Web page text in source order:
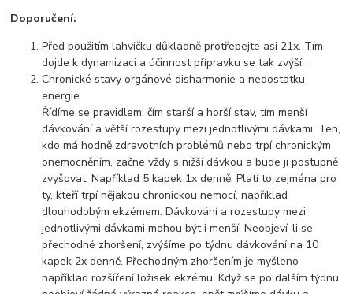
Doporučení:
Před použitím lahvičku důkladně protřepejte asi 21x. Tím
dojde k dynamizaci a účinnost přípravku se tak zvýší.
Chronické stavy orgánové disharmonie a nedostatku
energie
Řídíme se pravidlem, čím starší a horší stav, tím menší
dávkování a větší rozestupy mezi jednotlivými dávkami. Ten,
kdo má hodně zdravotních problémů nebo trpí chronickým
onemocněním, začne vždy s nižší dávkou a bude ji postupně
zvyšovat. Například 5 kapek 1x denně. Platí to zejména pro
ty, kteří trpí nějakou chronickou nemocí, například
dlouhodobým ekzémem. Dávkování a rozestupy mezi
jednotlivými dávkami mohou být i menší. Neobjeví-li se
přechodné zhoršení, zvýšíme po týdnu dávkování na 10
kapek 2x denně. Přechodným zhoršením je myšleno
například rozšíření ložisek ekzému. Když se po dalším týdnu